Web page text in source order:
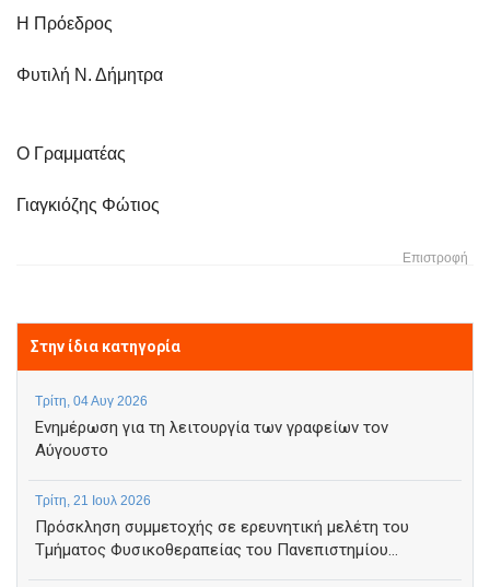
Η Πρόεδρος
Φυτιλή Ν. Δήμητρα
Ο Γραμματέας
Γιαγκιόζης Φώτιος
Επιστροφή
Στην ίδια κατηγορία
Τρίτη, 04 Αυγ 2026
Ενημέρωση για τη λειτουργία των γραφείων τον
Αύγουστο
Τρίτη, 21 Ιουλ 2026
Πρόσκληση συμμετοχής σε ερευνητική μελέτη του
Τμήματος Φυσικοθεραπείας του Πανεπιστημίου...